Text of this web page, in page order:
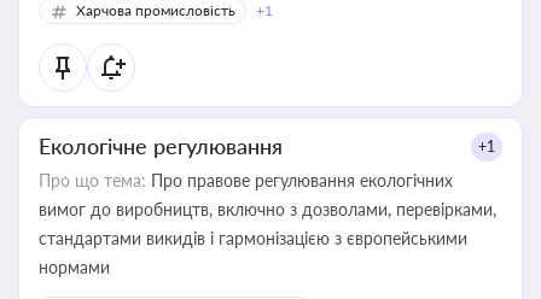
Харчова промисловість
+1
Екологічне регулювання +1
Про що тема: Про правове регулювання екологічних
вимог до виробництв, включно з дозволами, перевірками,
стандартами викидів і гармонізацією з європейськими
нормами